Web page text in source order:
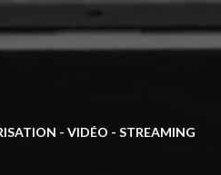
- VIDÉO - STREAMING